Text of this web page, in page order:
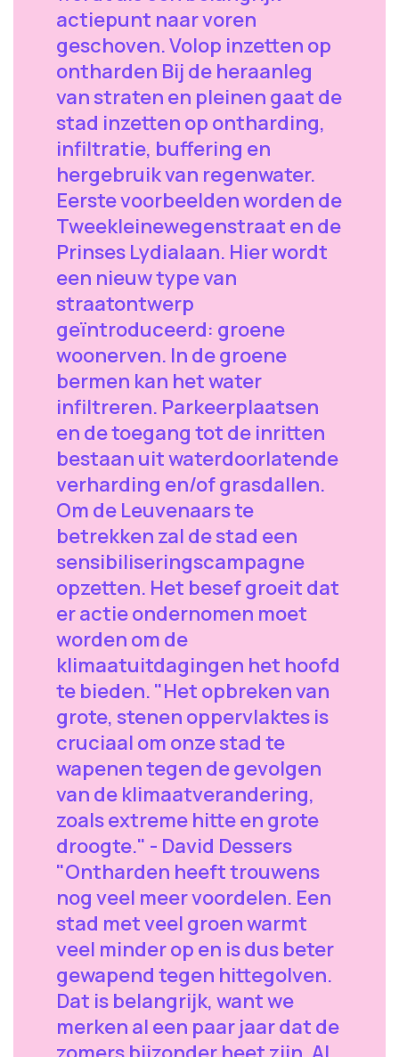
actiepunt naar voren
geschoven. Volop inzetten op
ontharden Bij de heraanleg
van straten en pleinen gaat de
stad inzetten op ontharding,
infiltratie, buffering en
hergebruik van regenwater.
Eerste voorbeelden worden de
Tweekleinewegenstraat en de
Prinses Lydialaan. Hier wordt
een nieuw type van
straatontwerp
geïntroduceerd: groene
woonerven. In de groene
bermen kan het water
infiltreren. Parkeerplaatsen
en de toegang tot de inritten
bestaan uit waterdoorlatende
verharding en/of grasdallen.
Om de Leuvenaars te
betrekken zal de stad een
sensibiliseringscampagne
opzetten. Het besef groeit dat
er actie ondernomen moet
worden om de
klimaatuitdagingen het hoofd
te bieden. "Het opbreken van
grote, stenen oppervlaktes is
cruciaal om onze stad te
wapenen tegen de gevolgen
van de klimaatverandering,
zoals extreme hitte en grote
droogte." - David Dessers
"Ontharden heeft trouwens
nog veel meer voordelen. Een
stad met veel groen warmt
veel minder op en is dus beter
gewapend tegen hittegolven.
Dat is belangrijk, want we
merken al een paar jaar dat de